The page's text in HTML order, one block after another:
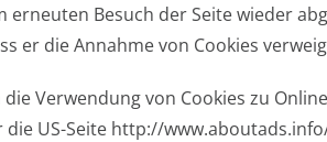
Besuch der Seite wieder
er die Annahme von Cookies
Verwendung von Cookies zu
US-Seite http://